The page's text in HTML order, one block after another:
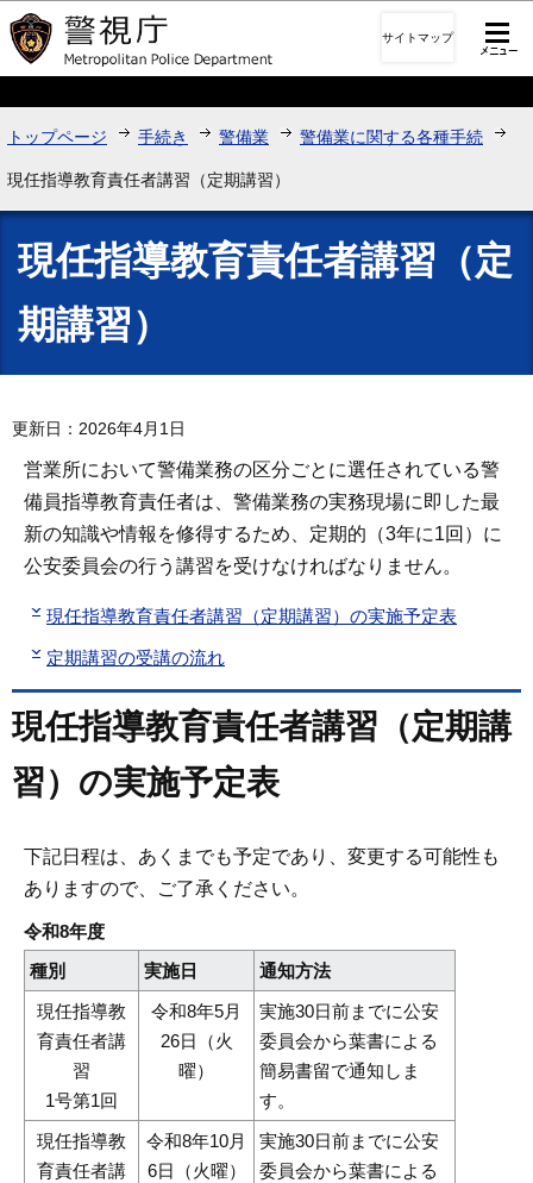
このページの本文へ移動
サイトマップ
トップページ 手続き 警備業 警備業に関する各種手続
現任指導教育責任者講習（定期講習）
現任指導教育責任者講習（定
期講習）
更新日：2026年4月1日
営業所において警備業務の区分ごとに選任されている警
備員指導教育責任者は、警備業務の実務現場に即した最
新の知識や情報を修得するため、定期的（3年に1回）に
公安委員会の行う講習を受けなければなりません。
現任指導教育責任者講習（定期講習）の実施予定表
定期講習の受講の流れ
現任指導教育責任者講習（定期講
習）の実施予定表
下記日程は、あくまでも予定であり、変更する可能性も
ありますので、ご了承ください。
令和8年度
種別
実施日
通知方法
現任指導教
育責任者講
習
1号第1回
令和8年5月
26日（火
曜）
実施30日前までに公安
委員会から葉書による
簡易書留で通知しま
す。
現任指導教
育責任者講
令和8年10月
6日（火曜）
実施30日前までに公安
委員会から葉書による